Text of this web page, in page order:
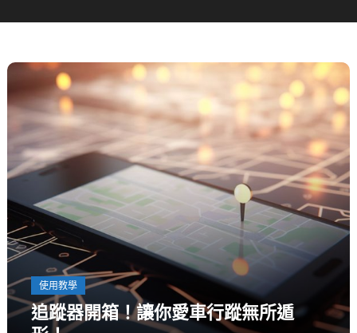
使用教學
追蹤器開箱！讓你愛車行蹤無所遁